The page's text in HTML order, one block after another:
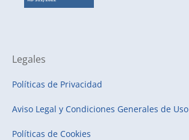
Legales
Políticas de Privacidad
Aviso Legal y Condiciones Generales de Uso
Políticas de Cookies